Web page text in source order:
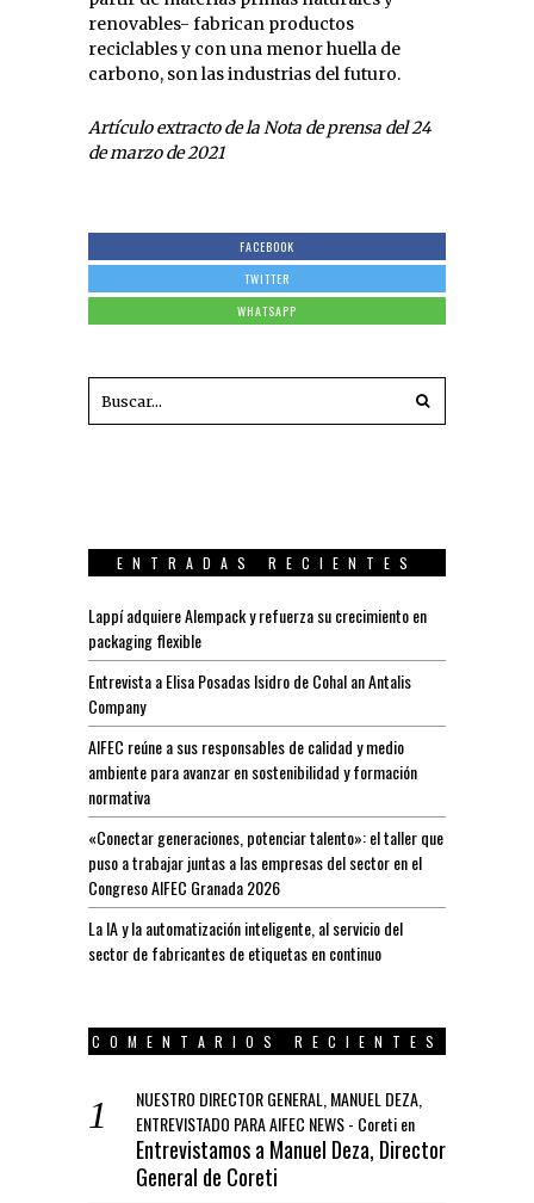
renovables- fabrican productos
reciclables y con una menor huella de
carbono, son las industrias del futuro.
Artículo extracto de la Nota de prensa del 24
de marzo de 2021
FACEBOOK
TWITTER
WHATSAPP
ENTRADAS RECIENTES
Lappí adquiere Alempack y refuerza su crecimiento en
packaging flexible
Entrevista a Elisa Posadas Isidro de Cohal an Antalis
Company
AIFEC reúne a sus responsables de calidad y medio
ambiente para avanzar en sostenibilidad y formación
normativa
«Conectar generaciones, potenciar talento»: el taller que
puso a trabajar juntas a las empresas del sector en el
Congreso AIFEC Granada 2026
La IA y la automatización inteligente, al servicio del
sector de fabricantes de etiquetas en continuo
COMENTARIOS RECIENTES
NUESTRO DIRECTOR GENERAL, MANUEL DEZA,
ENTREVISTADO PARA AIFEC NEWS - Coretien
Entrevistamos a Manuel Deza, Director
General de Coreti